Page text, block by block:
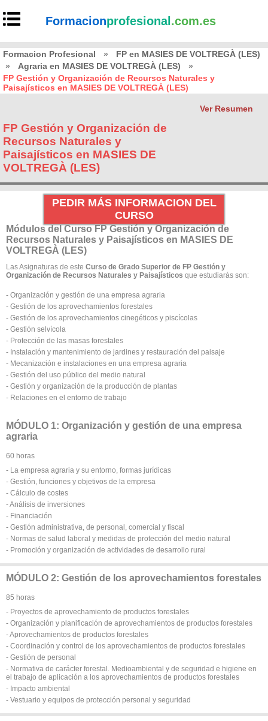
Formacionprofesional .com.es
Formacion Profesional »
FP en MASIES DE VOLTREGÀ (LES)
»
Agraria en MASIES DE VOLTREGÀ (LES)
»
FP Gestión y Organización de Recursos Naturales y
Paisajísticos en MASIES DE VOLTREGÀ (LES)
Ver Resumen
FP Gestión y Organización de
Recursos Naturales y
Paisajísticos en MASIES DE
VOLTREGÀ (LES)
PEDIR MÁS INFORMACION DEL
CURSO
Módulos del Curso FP Gestión y Organización de
Recursos Naturales y Paisajísticos en MASIES DE
VOLTREGÀ (LES)
Las Asignaturas de este Curso de Grado Superior de FP Gestión y
Organización de Recursos Naturales y Paisajísticos que estudiarás son:
- Organización y gestión de una empresa agraria
- Gestión de los aprovechamientos forestales
- Gestión de los aprovechamientos cinegéticos y piscícolas
- Gestión selvícola
- Protección de las masas forestales
- Instalación y mantenimiento de jardines y restauración del paisaje
- Mecanización e instalaciones en una empresa agraria
- Gestión del uso público del medio natural
- Gestión y organización de la producción de plantas
- Relaciones en el entorno de trabajo
MÓDULO 1: Organización y gestión de una empresa
agraria
60 horas
- La empresa agraria y su entorno, formas jurídicas
- Gestión, funciones y objetivos de la empresa
- Cálculo de costes
- Análisis de inversiones
- Financiación
- Gestión administrativa, de personal, comercial y fiscal
- Normas de salud laboral y medidas de protección del medio natural
- Promoción y organización de actividades de desarrollo rural
MÓDULO 2: Gestión de los aprovechamientos forestales
85 horas
- Proyectos de aprovechamiento de productos forestales
- Organización y planificación de aprovechamientos de productos forestales
- Aprovechamientos de productos forestales
- Coordinación y control de los aprovechamientos de productos forestales
- Gestión de personal
- Normativa de carácter forestal. Medioambiental y de seguridad e higiene en
el trabajo de aplicación a los aprovechamientos de productos forestales
- Impacto ambiental
- Vestuario y equipos de protección personal y seguridad